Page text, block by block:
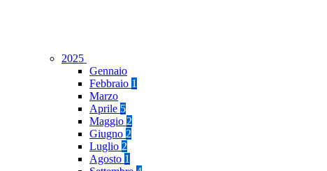
2025
Gennaio
Febbraio 1
Marzo
Aprile 5
Maggio 2
Giugno 2
Luglio 2
Agosto 1